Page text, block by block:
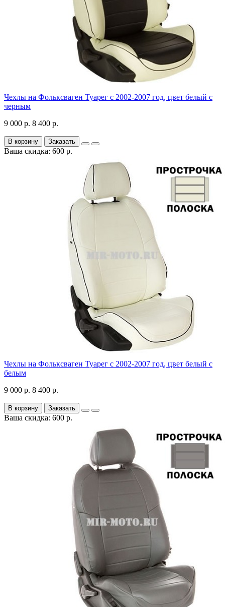
Чехлы на Фольксваген Туарег с 2002-2007 год, цвет белый с
черным
9 000 р. 8 400 р.
В корзину Заказать
Ваша скидка: 600 р.
Чехлы на Фольксваген Туарег с 2002-2007 год, цвет белый с
белым
9 000 р. 8 400 р.
В корзину Заказать
Ваша скидка: 600 р.